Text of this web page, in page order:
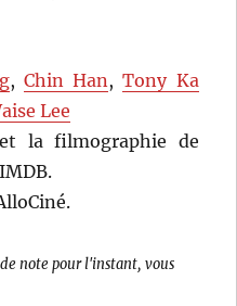
, Chin Han,Tony Ka
Lee
la filmographie de
de note pour l'instant, vous